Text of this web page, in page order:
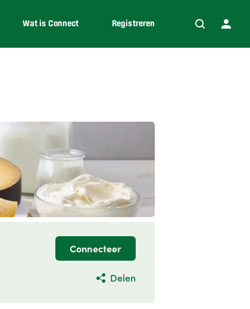
Wat is Connect Registreren
Connecteer
Delen